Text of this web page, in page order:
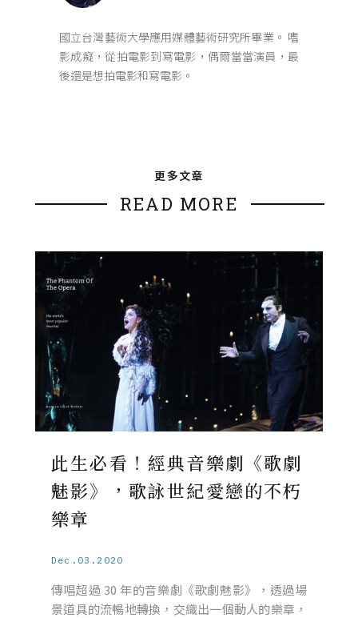
國立台灣藝術大學應用媒體藝術研究所畢業。 嗜
影成癡，從拍電影到寫電影，偶爾當當演員，最
後還是想拍電影和寫電影。
更多文章
READ MORE
此生必看！經典音樂劇《歌劇
魅影》，歌詠世紀愛戀的不朽
樂章
Dec.03.2020
傳唱超過 30 年的音樂劇《歌劇魅影》，透過場
景道具的流暢地轉換，交織出一個動人的樂章，